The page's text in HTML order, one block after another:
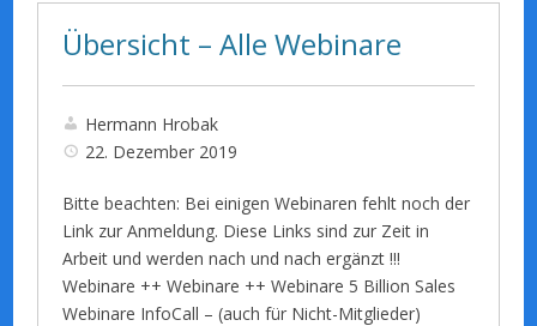
Übersicht – Alle Webinare
Hermann Hrobak
22. Dezember 2019
Bitte beachten: Bei einigen Webinaren fehlt noch der
Link zur Anmeldung. Diese Links sind zur Zeit in
Arbeit und werden nach und nach ergänzt !!!
Webinare ++ Webinare ++ Webinare 5 Billion Sales
Webinare InfoCall – (auch für Nicht-Mitglieder)